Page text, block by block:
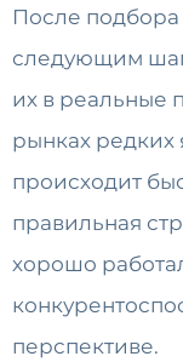
После
следующим
их в реальные
рынках редких
происходит
правильная
хорошо
перспективе.